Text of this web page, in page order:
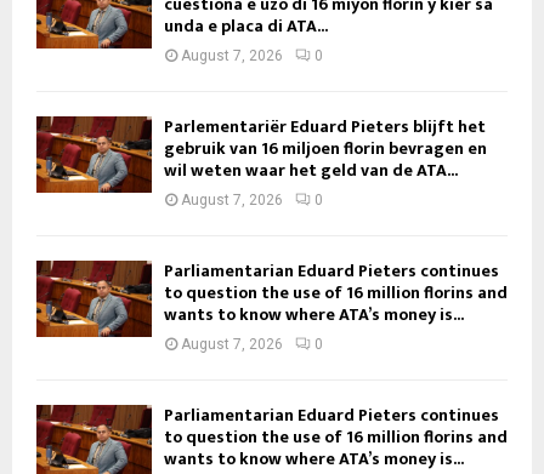
unda e placa di ATA...
August 7, 2026 0
Parlementariër Eduard Pieters blijft het
gebruik van 16 miljoen florin bevragen en
wil weten waar het geld van de ATA...
August 7, 2026 0
Parliamentarian Eduard Pieters continues
to question the use of 16 million florins and
wants to know where ATA’s money is...
August 7, 2026 0
Parliamentarian Eduard Pieters continues
to question the use of 16 million florins and
wants to know where ATA’s money is...